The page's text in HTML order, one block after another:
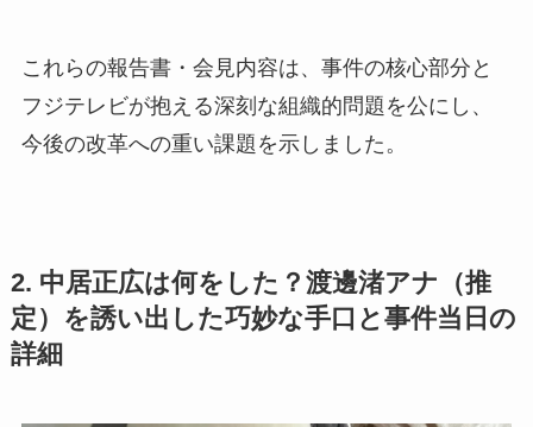
これらの報告書・会見内容は、事件の核心部分と
フジテレビが抱える深刻な組織的問題を公にし、
今後の改革への重い課題を示しました。
2. 中居正広は何をした？渡邊渚アナ（推
定）を誘い出した巧妙な手口と事件当日の
詳細